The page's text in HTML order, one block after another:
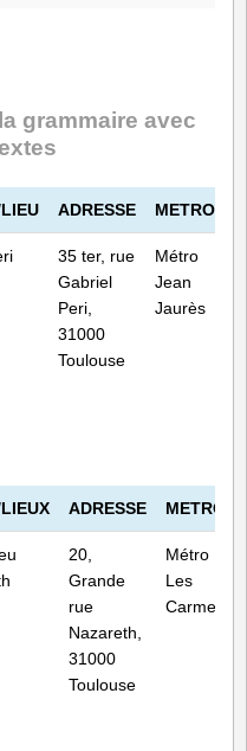
grammaire avec
ADRESSE METRO
35 ter, rue
Gabriel
Peri,
31000
Toulouse
Métro
Jean
Jaurès
ADRESSE METRO
20,
Grande
rue
Nazareth,
31000
Toulouse
Métro
Les
Carmes